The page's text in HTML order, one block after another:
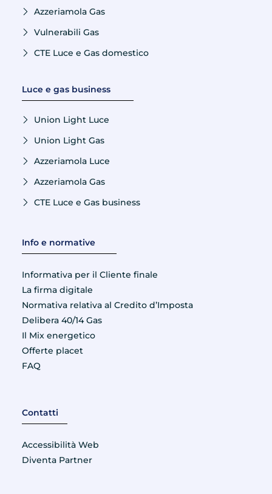
Azzeriamola Gas
Vulnerabili Gas
CTE Luce e Gas domestico
Luce e gas business
Union Light Luce
Union Light Gas
Azzeriamola Luce
Azzeriamola Gas
CTE Luce e Gas business
Info e normative
Informativa per il Cliente finale
La firma digitale
Normativa relativa al Credito d’Imposta
Delibera 40/14 Gas
Il Mix energetico
Offerte placet
FAQ
Contatti
Accessibilità Web
Diventa Partner